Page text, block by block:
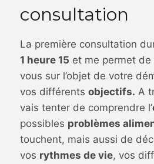
consultation
La première consultation
1 heure 15 et me permet de
vous sur l’objet de votre
vos différents objectifs. A
vais tenter de comprendre l’
possibles problèmes
touchent, mais aussi de
vos rythmes de vie, vos